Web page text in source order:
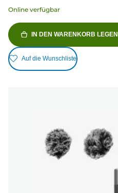
Online verfügbar
IN DEN WARENKORB LEGEN
Auf die Wunschliste